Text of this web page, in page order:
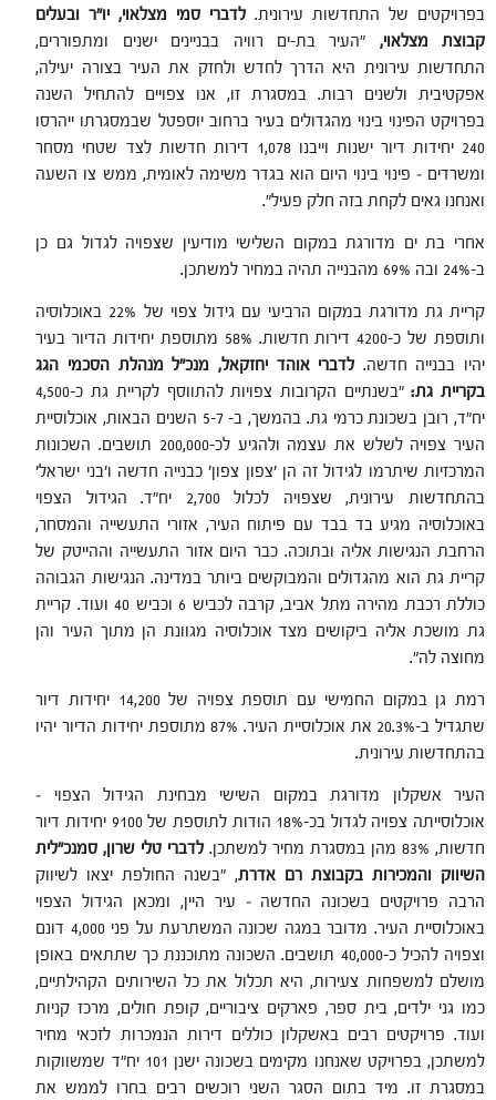
בפרויקטים של התחדשות עירונית.לדברי סמי מצלאוי, יו"ר ובעלים
קבוצת מצלאוי, "העיר בת-ים רוויה בבניינים ישנים ומתפוררים,
התחדשות עירונית היא הדרך לחדש ולחזק את העיר בצורה יעילה,
אפקטיבית ולשנים רבות. במסגרת זו, אנו צפויים להתחיל השנה
בפרויקט הפינוי בינוי מהגדולים בעיר ברחוב יוספטל שבמסגרתו ייהרסו
240 יחידות דיור ישנות וייבנו 1,078 דירות חדשות לצד שטחי מסחר
ומשרדים – פינוי בינוי היום הוא בגדר משימה לאומית, ממש צו השעה
ואנחנו גאים לקחת בזה חלק פעיל".
אחרי בת ים מדורגת במקום השלישי מודיעין שצפויה לגדול גם כן
ב-24% ובה 69% מהבנייה תהיה במחיר למשתכן.
קריית גת מדורגת במקום הרביעי עם גידול צפוי של 22% באוכלוסיה
ותוספת של כ-4200 דירות חדשות. 58% מתוספת יחידות הדיור בעיר
יהיו בבנייה חדשה.לדברי אוהד יחזקאל, מנכ"ל מנהלת הסכמי הגג
בקריית גת:
"בשנתיים הקרובות צפויות להתווסף לקריית גת כ-4,500
יח"ד, רובן בשכונת כרמי גת. בהמשך, ב- 5-7 השנים הבאות, אוכלוסיית
העיר צפויה לשלש את עצמה ולהגיע לכ-200,000 תושבים. השכונות
המרכזיות שיתרמו לגידול זה הן 'צפון צפון' כבנייה חדשה ו'בני ישראל'
בהתחדשות עירונית, שצפויה לכלול 2,700 יח"ד. הגידול הצפוי
באוכלוסיה מגיע בד בבד עם פיתוח העיר, אזורי התעשייה והמסחר,
הרחבת הנגישות אליה ובתוכה. כבר היום אזור התעשייה וההייטק של
קריית גת הוא מהגדולים והמבוקשים ביותר במדינה. הנגישות הגבוהה
כוללת רכבת מהירה מתל אביב, קרבה לכביש 6 וכביש 40 ועוד. קריית
גת מושכת אליה ביקושים מצד אוכלוסיה מגוונת הן מתוך העיר והן
מחוצה לה".
רמת גן במקום החמישי עם תוספת צפויה של 14,200 יחידות דיור
שתגדיל ב-20.3% את אוכלוסיית העיר. 87% מתוספת יחידות הדיור יהיו
בהתחדשות עירונית.
העיר אשקלון מדורגת במקום השישי מבחינת הגידול הצפוי –
אוכלוסייתה צפויה לגדול בכ-18% הודות לתוספת של 9100 יחידות דיור
חדשות, 83% מהן במסגרת מחיר למשתכן.
לדברי טלי שרון, סמנכ"לית
השיווק והמכירות בקבוצת רם אדרת, "בשנה החולפת יצאו לשיווק
הרבה פרויקטים בשכונה החדשה – עיר היין, ומכאן הגידול הצפוי
באוכלוסיית העיר. מדובר במגה שכונה המשתרעת על פני 4,000 דונם
וצפויה להכיל כ-40,000 תושבים. השכונה מתוכננת כך שתתאים באופן
מושלם למשפחות צעירות, היא תכלול את כל השירותים הקהילתיים,
כמו גני ילדים, בית ספר, פארקים ציבוריים, קופת חולים, מרכז קניות
ועוד. פרויקטים רבים באשקלון כוללים דירות הנמכרות לזכאי מחיר
למשתכן, בפרויקט שאנחנו מקימים בשכונה ישנן 101 יח"ד שמשווקות
במסגרת זו. מיד בתום הסגר השני רוכשים רבים בחרו לממש את